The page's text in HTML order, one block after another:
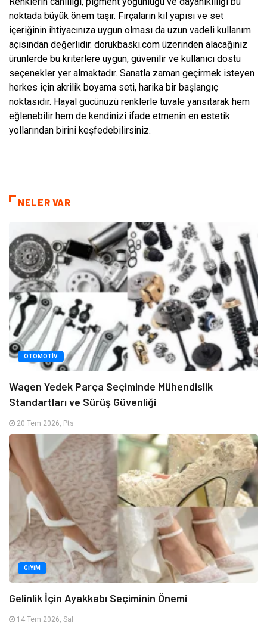
noktada büyük önem taşır. Fırçaların kıl yapısı ve set
içeriğinin ihtiyacınıza uygun olması da uzun vadeli kullanım
açısından değerlidir. dorukbaski.com üzerinden alacağınız
ürünlerde bu kriterlere uygun, güvenilir ve kullanıcı dostu
seçenekler yer almaktadır. Sanatla zaman geçirmek isteyen
herkes için akrilik boyama seti, harika bir başlangıç
noktasıdır. Hayal gücünüzü renklerle tuvale yansıtarak hem
eğlenebilir hem de kendinizi ifade etmenin en estetik
yollarından birini keşfedebilirsiniz.
NELER VAR
OTOMOTIV
Wagen Yedek Parça Seçiminde Mühendislik
Standartları ve Sürüş Güvenliği
20 Tem 2026, Pts
GIYIM
Gelinlik İçin Ayakkabı Seçiminin Önemi
14 Tem 2026, Sal